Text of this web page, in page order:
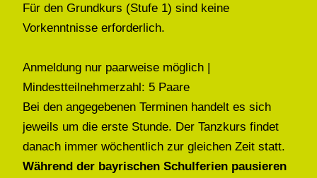
Für den Grundkurs (Stufe 1) sind keine
Vorkenntnisse erforderlich.
Anmeldung nur paarweise möglich |
Mindestteilnehmerzahl: 5 Paare
Bei den angegebenen Terminen handelt es sich
jeweils um die erste Stunde. Der Tanzkurs findet
danach immer wöchentlich zur gleichen Zeit statt.
Während der bayrischen Schulferien pausieren